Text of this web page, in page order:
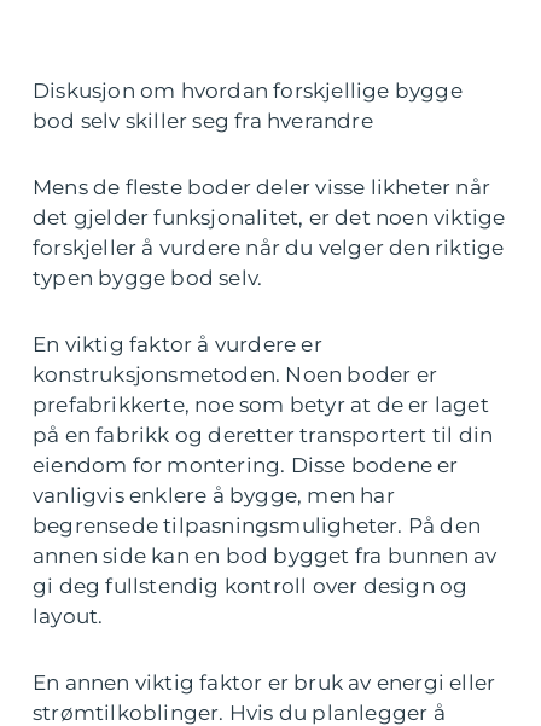
Diskusjon om hvordan forskjellige bygge
bod selv skiller seg fra hverandre
Mens de fleste boder deler visse likheter når
det gjelder funksjonalitet, er det noen viktige
forskjeller å vurdere når du velger den riktige
typen bygge bod selv.
En viktig faktor å vurdere er
konstruksjonsmetoden. Noen boder er
prefabrikkerte, noe som betyr at de er laget
på en fabrikk og deretter transportert til din
eiendom for montering. Disse bodene er
vanligvis enklere å bygge, men har
begrensede tilpasningsmuligheter. På den
annen side kan en bod bygget fra bunnen av
gi deg fullstendig kontroll over design og
layout.
En annen viktig faktor er bruk av energi eller
strømtilkoblinger. Hvis du planlegger å